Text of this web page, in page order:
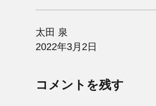
太田 泉
2022年3月2日
コメントを残す